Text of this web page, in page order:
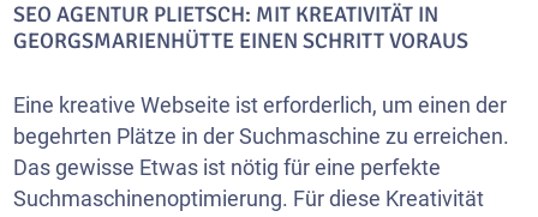
SEO AGENTUR PLIETSCH: MIT KREATIVITÄT IN
GEORGSMARIENHÜTTE EINEN SCHRITT VORAUS
Eine kreative Webseite ist erforderlich, um einen der
begehrten Plätze in der Suchmaschine zu erreichen.
Das gewisse Etwas ist nötig für eine perfekte
Suchmaschinenoptimierung. Für diese Kreativität